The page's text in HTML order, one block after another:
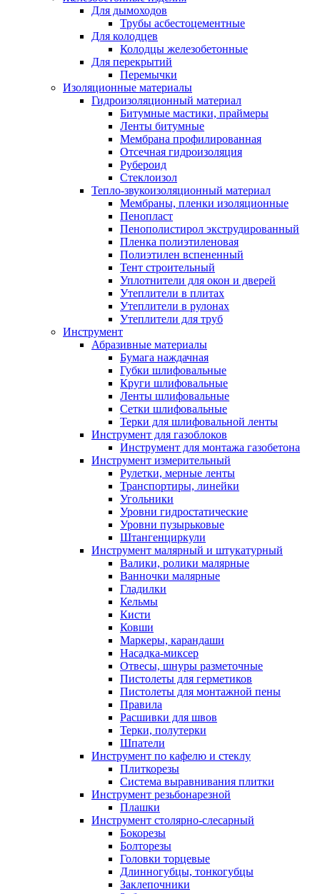
Для дымоходов
Трубы асбестоцементные
Для колодцев
Колодцы железобетонные
Для перекрытий
Перемычки
Изоляционные материалы
Гидроизоляционный материал
Битумные мастики, праймеры
Ленты битумные
Мембрана профилированная
Отсечная гидроизоляция
Рубероид
Стеклоизол
Тепло-звукоизоляционный материал
Мембраны, пленки изоляционные
Пенопласт
Пенополистирол экструдированный
Пленка полиэтиленовая
Полиэтилен вспененный
Тент строительный
Уплотнители для окон и дверей
Утеплители в плитах
Утеплители в рулонах
Утеплители для труб
Инструмент
Абразивные материалы
Бумага наждачная
Губки шлифовальные
Круги шлифовальные
Ленты шлифовальные
Сетки шлифовальные
Терки для шлифовальной ленты
Инструмент для газоблоков
Инструмент для монтажа газобетона
Инструмент измерительный
Рулетки, мерные ленты
Транспортиры, линейки
Угольники
Уровни гидростатические
Уровни пузырьковые
Штангенциркули
Инструмент малярный и штукатурный
Валики, ролики малярные
Ванночки малярные
Гладилки
Кельмы
Кисти
Ковши
Маркеры, карандаши
Насадка-миксер
Отвесы, шнуры разметочные
Пистолеты для герметиков
Пистолеты для монтажной пены
Правила
Расшивки для швов
Терки, полутерки
Шпатели
Инструмент по кафелю и стеклу
Плиткорезы
Система выравнивания плитки
Инструмент резьбонарезной
Плашки
Инструмент столярно-слесарный
Бокорезы
Болторезы
Головки торцевые
Длинногубцы, тонкогубцы
Заклепочники